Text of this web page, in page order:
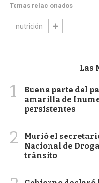
Temas relacionados
nutrición
Las
1
Buena parte del
amarilla de
persistentes
2
Murió el
Nacional de
tránsito